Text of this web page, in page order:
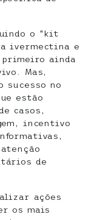
o “kit
a ivermectina e
ainda
Mas,
sucesso no
estão
casos,
incentivo
de
ações
os mais